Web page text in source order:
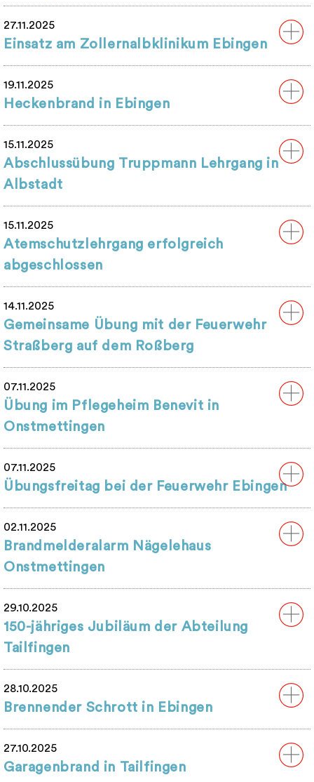
27.11.2025
Einsatz am Zollernalbklinikum Ebingen
19.11.2025
Heckenbrand in Ebingen
15.11.2025
Abschlussübung Truppmann Lehrgang in
Albstadt
15.11.2025
Atemschutzlehrgang erfolgreich
abgeschlossen
14.11.2025
Gemeinsame Übung mit der Feuerwehr
Straßberg auf dem Roßberg
07.11.2025
Übung im Pflegeheim Benevit in
Onstmettingen
07.11.2025
Übungsfreitag bei der Feuerwehr Ebingen
02.11.2025
Brandmelderalarm Nägelehaus
Onstmettingen
29.10.2025
150-jähriges Jubiläum der Abteilung
Tailfingen
28.10.2025
Brennender Schrott in Ebingen
27.10.2025
Garagenbrand in Tailfingen